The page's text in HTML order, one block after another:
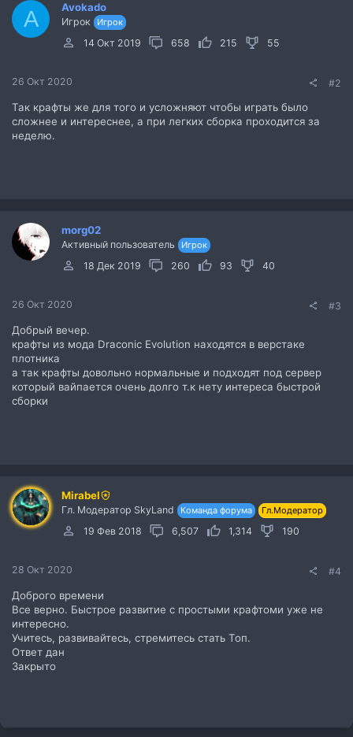
A Avokado
Игрок Игрок
14 Окт 2019 658 215 55
26 Окт 2020 #2
Так крафты же для того и усложняют чтобы играть было
сложнее и интереснее, а при легких сборка проходится за
неделю.
morg02
Активный пользователь Игрок
18 Дек 2019 260 93 40
26 Окт 2020 #3
Добрый вечер.
крафты из мода Draconic Evolution находятся в верстаке
плотника
а так крафты довольно нормальные и подходят под сервер
который вайпается очень долго т.к нету интереса быстрой
сборки
Mirabel
Гл. Модератор SkyLand Команда форума Гл.Модератор
19 Фев 2018 6,507 1,314 190
28 Окт 2020 #4
Доброго времени
Все верно. Быстрое развитие с простыми крафтоми уже не
интересно.
Учитесь, развивайтесь, стремитесь стать Топ.
Ответ дан
Закрыто